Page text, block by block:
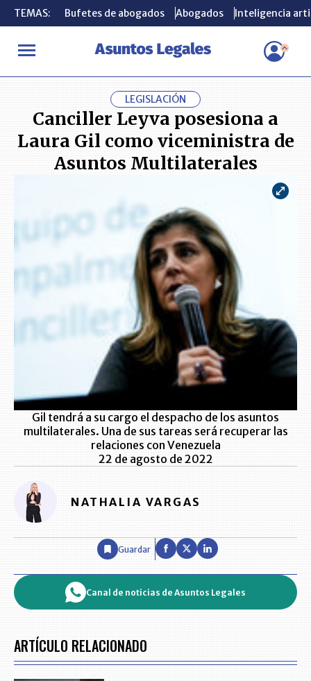
TEMAS: Bufetes de abogados Abogados Inteligencia
INICIO ACTUALIDAD Canciller Leyva posesiona a Laura Gil
TEMAS: Bufetes de abogados Abogados Inteligencia
LEGISLACIÓN
Canciller Leyva posesiona a
Laura Gil como viceministra de
Asuntos Multilaterales
Gil tendrá a su cargo el despacho de los asuntos
multilaterales. Una de sus tareas será recuperar las
relaciones con Venezuela
22 de agosto de 2022
NATHALIA VARGAS
Guardar
Canal de noticias de Asuntos Legales
ARTÍCULO RELACIONADO